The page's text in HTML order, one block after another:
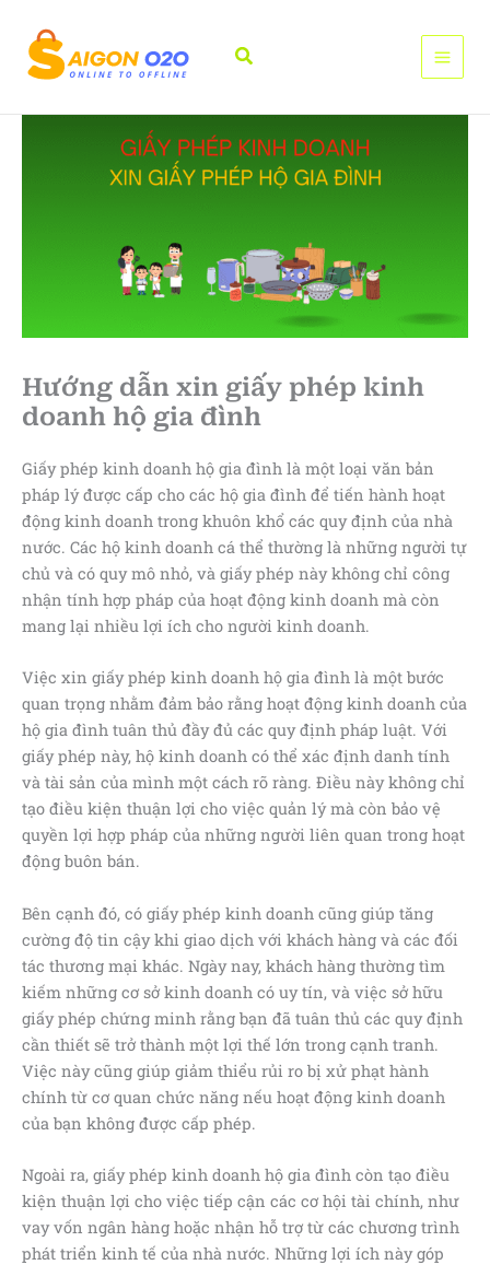
Tìm
Hướng dẫn xin giấy phép kinh
doanh hộ gia đình
Giấy phép kinh doanh hộ gia đình là một loại văn bản
pháp lý được cấp cho các hộ gia đình để tiến hành hoạt
động kinh doanh trong khuôn khổ các quy định của nhà
nước. Các hộ kinh doanh cá thể thường là những người tự
chủ và có quy mô nhỏ, và giấy phép này không chỉ công
nhận tính hợp pháp của hoạt động kinh doanh mà còn
mang lại nhiều lợi ích cho người kinh doanh.
Việc xin giấy phép kinh doanh hộ gia đình là một bước
quan trọng nhằm đảm bảo rằng hoạt động kinh doanh của
hộ gia đình tuân thủ đầy đủ các quy định pháp luật. Với
giấy phép này, hộ kinh doanh có thể xác định danh tính
và tài sản của mình một cách rõ ràng. Điều này không chỉ
tạo điều kiện thuận lợi cho việc quản lý mà còn bảo vệ
quyền lợi hợp pháp của những người liên quan trong hoạt
động buôn bán.
Bên cạnh đó, có giấy phép kinh doanh cũng giúp tăng
cường độ tin cậy khi giao dịch với khách hàng và các đối
tác thương mại khác. Ngày nay, khách hàng thường tìm
kiếm những cơ sở kinh doanh có uy tín, và việc sở hữu
giấy phép chứng minh rằng bạn đã tuân thủ các quy định
cần thiết sẽ trở thành một lợi thế lớn trong cạnh tranh.
Việc này cũng giúp giảm thiểu rủi ro bị xử phạt hành
chính từ cơ quan chức năng nếu hoạt động kinh doanh
của bạn không được cấp phép.
Ngoài ra, giấy phép kinh doanh hộ gia đình còn tạo điều
kiện thuận lợi cho việc tiếp cận các cơ hội tài chính, như
vay vốn ngân hàng hoặc nhận hỗ trợ từ các chương trình
phát triển kinh tế của nhà nước. Những lợi ích này góp